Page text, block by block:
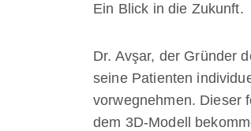
Ein Blick in die Zukunft.
Dr. Avşar, der Gründer
seine Patienten
vorwegnehmen. Dieser
dem 3D-Modell